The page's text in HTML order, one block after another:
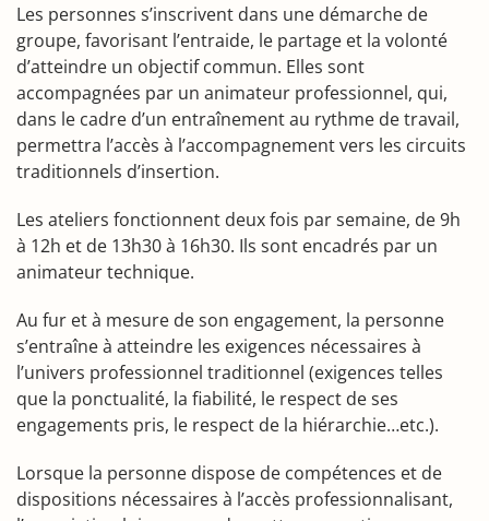
Les personnes s’inscrivent dans une démarche de
groupe, favorisant l’entraide, le partage et la volonté
d’atteindre un objectif commun. Elles sont
accompagnées par un animateur professionnel, qui,
dans le cadre d’un entraînement au rythme de travail,
permettra l’accès à l’accompagnement vers les circuits
traditionnels d’insertion.
Les ateliers fonctionnent deux fois par semaine, de 9h
à 12h et de 13h30 à 16h30. Ils sont encadrés par un
animateur technique.
Au fur et à mesure de son engagement, la personne
s’entraîne à atteindre les exigences nécessaires à
l’univers professionnel traditionnel (exigences telles
que la ponctualité, la fiabilité, le respect de ses
engagements pris, le respect de la hiérarchie…etc.).
Lorsque la personne dispose de compétences et de
dispositions nécessaires à l’accès professionnalisant,